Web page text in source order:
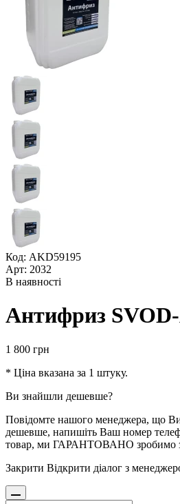
Код: AKD59195
Арт: 2032
В наявності
Антифриз
1 800 грн
* Ціна вказана за 1 штуку.
Ви знайшли дешевше?
Повідомте нашого менеджера, що
дешевше, напишіть Ваш номер
товар, ми ГАРАНТОВАНО зробимо
Закрити Відкрити діалог з